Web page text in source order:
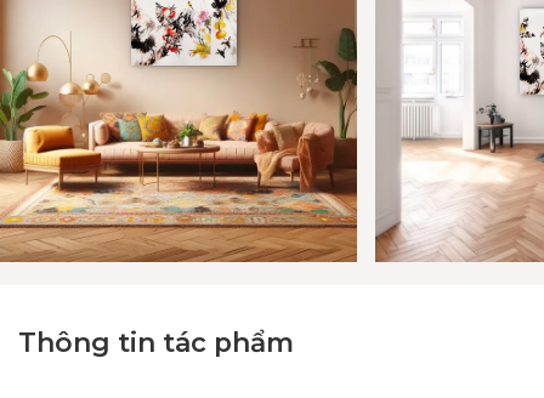
Thông tin tác phẩm